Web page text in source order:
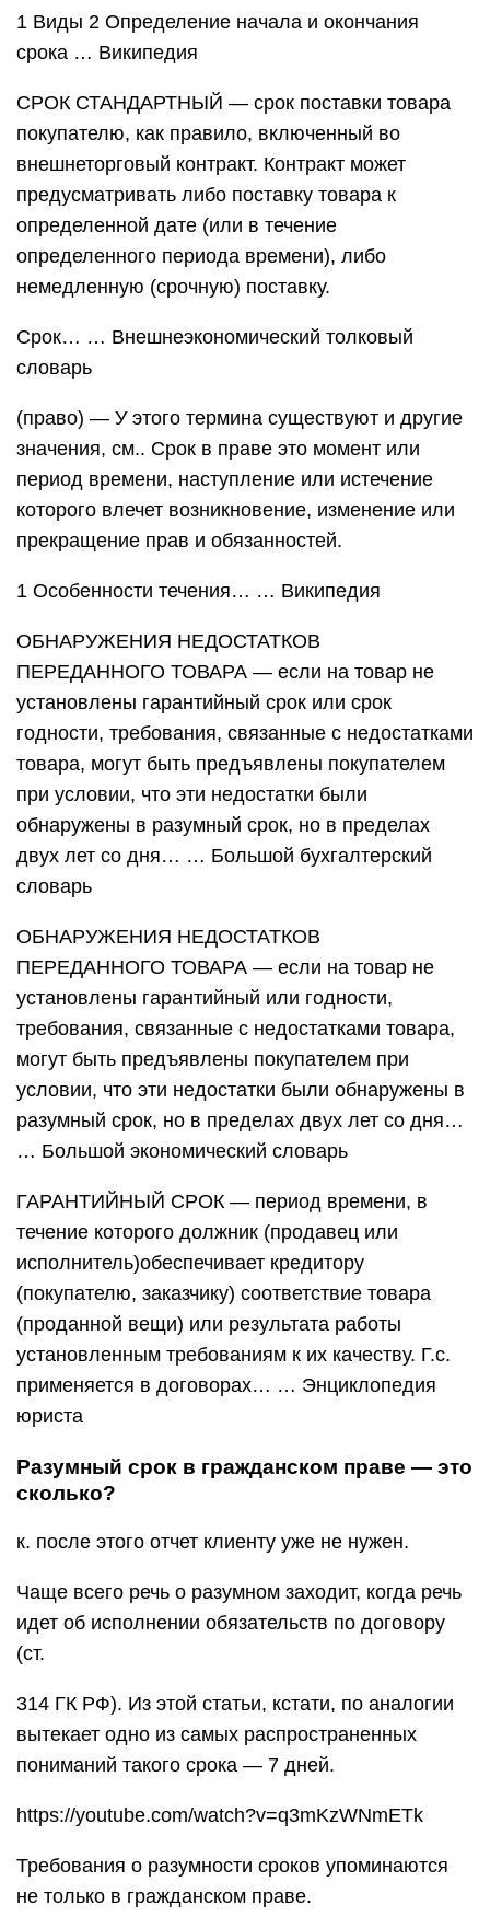
1 Виды 2 Определение начала и окончания
срока … Википедия
СРОК СТАНДАРТНЫЙ — срок поставки товара
покупателю, как правило, включенный во
внешнеторговый контракт. Контракт может
предусматривать либо поставку товара к
определенной дате (или в течение
определенного периода времени), либо
немедленную (срочную) поставку.
Срок… … Внешнеэкономический толковый
словарь
(право) — У этого термина существуют и другие
значения, см.. Срок в праве это момент или
период времени, наступление или истечение
которого влечет возникновение, изменение или
прекращение прав и обязанностей.
1 Особенности течения… … Википедия
ОБНАРУЖЕНИЯ НЕДОСТАТКОВ
ПЕРЕДАННОГО ТОВАРА — если на товар не
установлены гарантийный срок или срок
годности, требования, связанные с недостатками
товара, могут быть предъявлены покупателем
при условии, что эти недостатки были
обнаружены в разумный срок, но в пределах
двух лет со дня… … Большой бухгалтерский
словарь
ОБНАРУЖЕНИЯ НЕДОСТАТКОВ
ПЕРЕДАННОГО ТОВАРА — если на товар не
установлены гарантийный или годности,
требования, связанные с недостатками товара,
могут быть предъявлены покупателем при
условии, что эти недостатки были обнаружены в
разумный срок, но в пределах двух лет со дня…
… Большой экономический словарь
ГАРАНТИЙНЫЙ СРОК — период времени, в
течение которого должник (продавец или
исполнитель)обеспечивает кредитору
(покупателю, заказчику) соответствие товара
(проданной вещи) или результата работы
установленным требованиям к их качеству. Г.с.
применяется в договорах… … Энциклопедия
юриста
Разумный срок в гражданском праве — это
сколько?
к. после этого отчет клиенту уже не нужен.
Чаще всего речь о разумном заходит, когда речь
идет об исполнении обязательств по договору
(ст.
314 ГК РФ). Из этой статьи, кстати, по аналогии
вытекает одно из самых распространенных
пониманий такого срока — 7 дней.
https://youtube.com/watch?v=q3mKzWNmETk
Требования о разумности сроков упоминаются
не только в гражданском праве.